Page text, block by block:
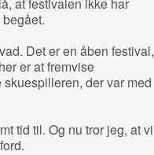
Det er en åben festival,
er at fremvise
der var med
tid til. Og nu tror jeg, at vi